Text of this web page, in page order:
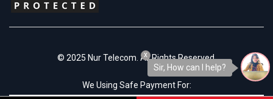
© 2025 Nur Telecom. All Rights Reserved.
We Using Safe Payment For:
Sir, How can I help?
x